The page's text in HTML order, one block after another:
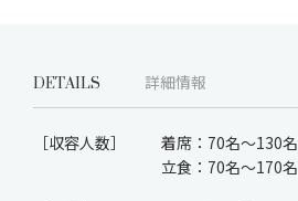
DETAILS 詳細情報
［収容人数］
着席：70名～130名
立食：70名～170名